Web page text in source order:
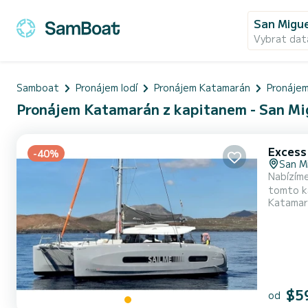
San
Vybrat
Samboat Pronájem lodí Pronájem Katamarán
Pronájem Katamarán z kapitanem - San
-40%
San
tomto
od